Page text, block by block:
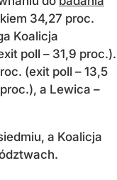
34,27 proc.
Koalicja
poll – 31,9 proc.).
(exit poll – 13,5
a Lewica –
a Koalicja